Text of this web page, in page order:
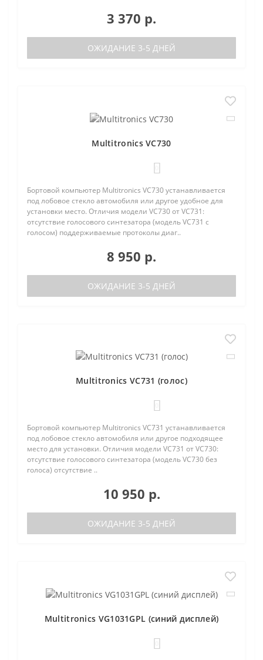
3 370 р.
ОЖИДАНИЕ 3-5 ДНЕЙ
Multitronics VC730
Бортовой компьютер Multitronics VC730 устанавливается
под лобовое стекло автомобиля или другое удобное для
установки место. Отличия модели VC730 от VC731:
отсутствие голосового синтезатора (модель VC731 с
голосом) поддерживаемые протоколы диаг..
8 950 р.
ОЖИДАНИЕ 3-5 ДНЕЙ
Multitronics VC731 (голос)
Бортовой компьютер Multitronics VC731 устанавливается
под лобовое стекло автомобиля или другое подходящее
место для установки. Отличия модели VC731 от VC730:
отсутствие голосового синтезатора (модель VC730 без
голоса) отсутствие ..
10 950 р.
ОЖИДАНИЕ 3-5 ДНЕЙ
Multitronics VG1031GPL (синий дисплей)